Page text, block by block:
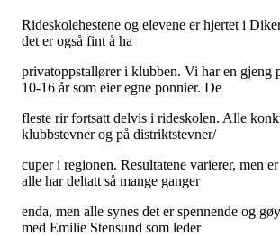
Rideskolehestene og elevene er hjertet i
det er også fint å ha
privatoppstallører i klubben. Vi har en gjeng
10-16 år som eier egne ponnier. De
fleste rir fortsatt delvis i rideskolen. Alle
klubbstevner og på distriktstevner/
cuper i regionen. Resultatene varierer, men
alle har deltatt så mange ganger
enda, men alle synes det er spennende og
med Emilie Stensund som leder